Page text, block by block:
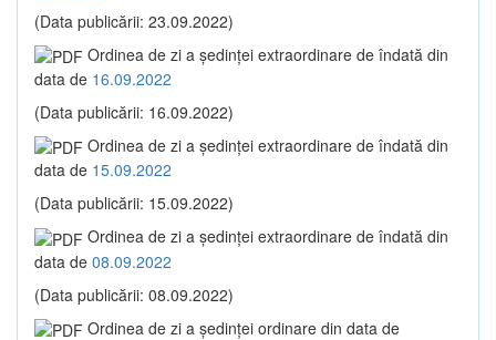
(Data publicării: 23.09.2022)
Ordinea de zi a şedinţei extraordinare de îndată din
data de 16.09.2022
(Data publicării: 16.09.2022)
Ordinea de zi a şedinţei extraordinare de îndată din
data de 15.09.2022
(Data publicării: 15.09.2022)
Ordinea de zi a şedinţei extraordinare de îndată din
data de 08.09.2022
(Data publicării: 08.09.2022)
Ordinea de zi a şedinţei ordinare din data de